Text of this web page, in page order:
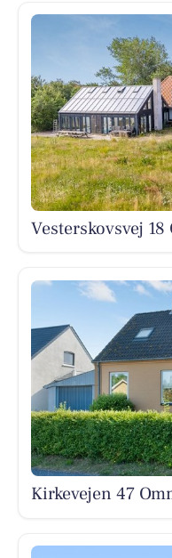
Vesterskovsvej
Kirkevejen 47